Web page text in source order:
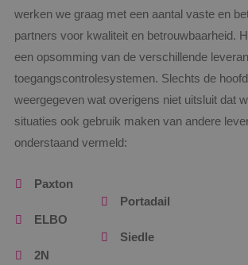
werken we graag met een aantal vaste en
partners voor kwaliteit en betrouwbaarheid.
een opsomming van de verschillende
toegangscontrolesystemen. Slechts de
weergegeven wat overigens niet uitsluit dat
situaties ook gebruik maken van andere
onderstaand vermeld:
Paxton
ELBO
2N
Portadail
Siedle
Functioneel
Niet-
kernfunctionaliteiten van de website
website kan niet goed worden gebruikt
strikt noodzakelijke cookies.
Naam
PHPSESSID